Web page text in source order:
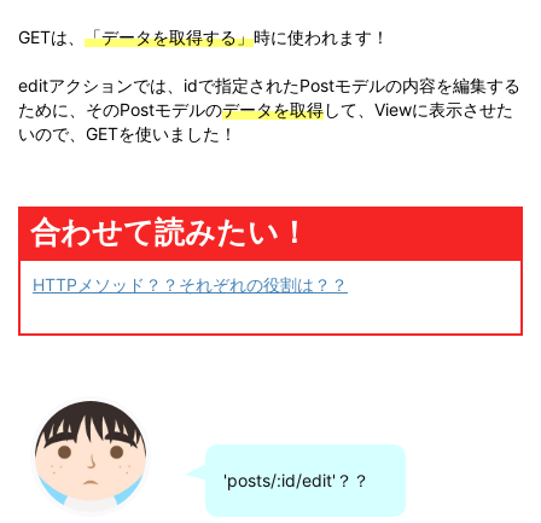
GETは、 「データを取得する」時に使われます！
editアクションでは、idで指定されたPostモデルの内容を編集する
ために、そのPostモデルのデータを取得して、Viewに表示させた
いので、GETを使いました！
合わせて読みたい！
HTTPメソッド？？それぞれの役割は？？
'posts/:id/edit'？？